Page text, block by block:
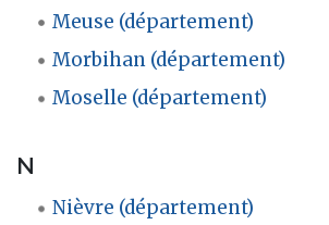
Meuse (département)
Morbihan (département)
Moselle (département)
N
Nièvre (département)